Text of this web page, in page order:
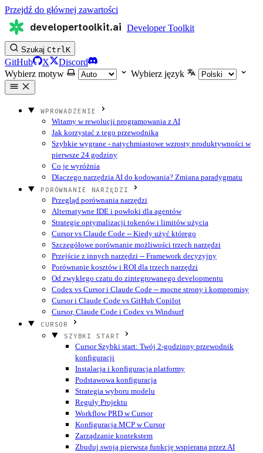
Przejdź do głównej zawartości
developertoolkit.ai Developer Toolkit
Szukaj CtrlK
GitHub X
Discord
Wybierz motyw
Wybierz język
WPROWADZENIE
Witamy w rewolucji programowania z AI
Jak korzystać z tego przewodnika
Szybkie wygrane - natychmiastowe wzrosty produktywności w
pierwsze 24 godziny
Co je wyróżnia
Dlaczego narzędzia AI do kodowania? Zmiana paradygmatu
PORÓWNANIE NARZĘDZI
Przegląd porównania narzędzi
Alternatywne IDE i powłoki dla agentów
Strategie optymalizacji tokenów i limitów użycia
Cursor vs Claude Code -- Kiedy użyć którego
Szczegółowe porównanie możliwości trzech narzędzi
Przejście z innych narzędzi -- Framework decyzyjny
Porównanie kosztów i ROI dla trzech narzędzi
Od zwykłego czatu do zintegrowanego developmentu
Codex vs Cursor i Claude Code -- mocne strony i kompromisy
Cursor i Claude Code vs GitHub Copilot
Cursor, Claude Code i Codex vs Windsurf
CURSOR
SZYBKI START
Cursor Szybki start: Twój 2-godzinny przewodnik
konfiguracji
Instalacja i konfiguracja platformy
Podstawowa konfiguracja
Strategia wyboru modelu
Reguły Projektu
Workflow PRD w Cursor
Konfiguracja MCP w Cursor
Zarządzanie kontekstem
Zbuduj swoją pierwszą funkcję wspieraną przez AI